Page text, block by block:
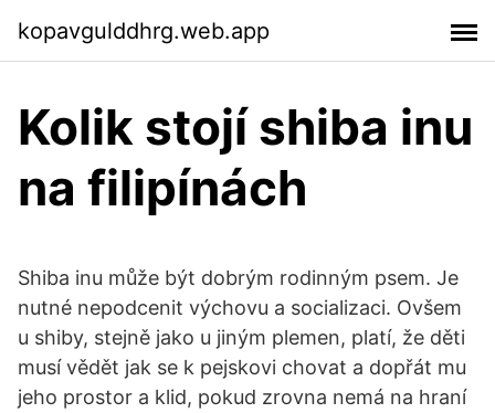
kopavgulddhrg.web.app
Kolik stojí shiba inu
na filipínách
Shiba inu může být dobrým rodinným psem. Je
nutné nepodcenit výchovu a socializaci. Ovšem
u shiby, stejně jako u jiným plemen, platí, že děti
musí vědět jak se k pejskovi chovat a dopřát mu
jeho prostor a klid, pokud zrovna nemá na hraní